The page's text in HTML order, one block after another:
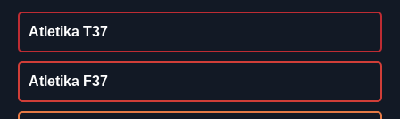
Atletika T37
Atletika F37